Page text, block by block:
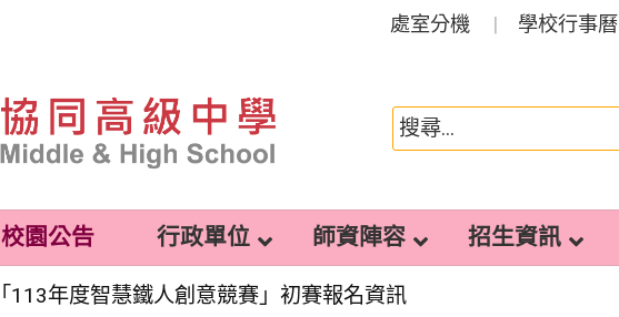
處室分機 學校行事曆
校園公告 行政單位 師資陣容 招生資訊
「113年度智慧鐵人創意競賽」初賽報名資訊